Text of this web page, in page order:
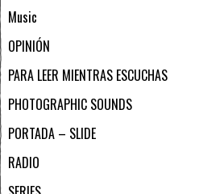
Music
OPINIÓN
PARA LEER MIENTRAS ESCUCHAS
PHOTOGRAPHIC SOUNDS
PORTADA – SLIDE
RADIO